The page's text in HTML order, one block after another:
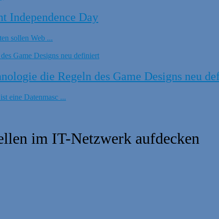
Independence Day
sollen Web ...
die Regeln des Game Designs neu
eine Datenmasc ...
im IT-Netzwerk aufdecken